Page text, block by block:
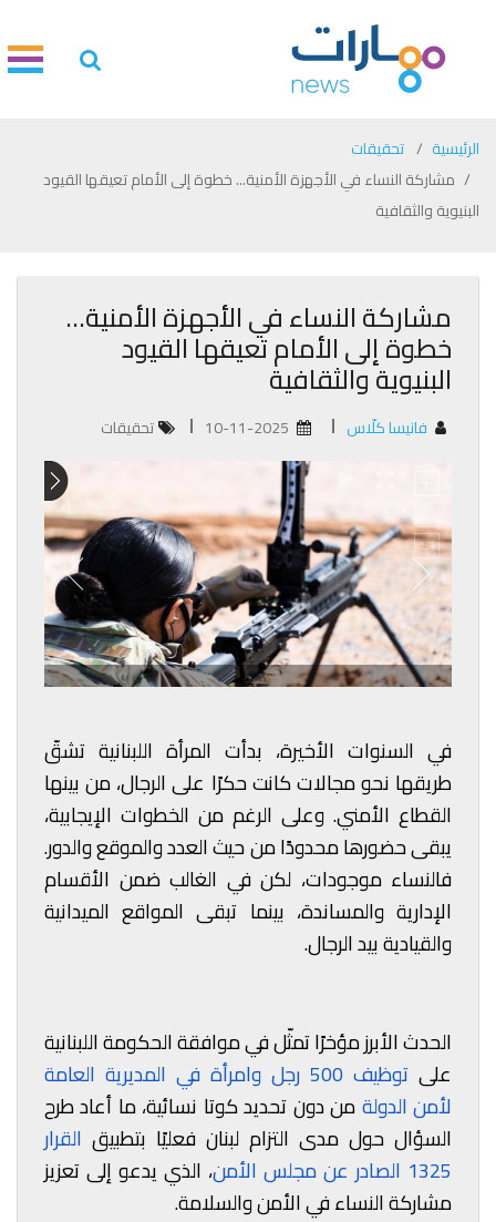
الرئيسية
تحقيقات
مشاركة النساء في الأجهزة الأمنية... خطوة إلى الأمام تعيقها القيود
البنيوية والثقافية
مشاركة النساء في الأجهزة الأمنية...
خطوة إلى الأمام تعيقها القيود
البنيوية والثقافية
فانيسا كلّاس تحقيقات
في السنوات الأخيرة، بدأت المرأة اللبنانية تشقّ
طريقها نحو مجالات كانت حكرًا على الرجال، من بينها
القطاع الأمني. وعلى الرغم من الخطوات الإيجابية،
يبقى حضورها محدودًا من حيث العدد والموقع والدور.
فالنساء موجودات، لكن في الغالب ضمن الأقسام
الإدارية والمساندة، بينما تبقى المواقع الميدانية
والقيادية بيد الرجال.
الحدث الأبرز مؤخرًا تمثّل في موافقة الحكومة اللبنانية
على
توظيف 500 رجل وامرأة في المديرية العامة
لأمن الدولةمن دون تحديد كوتا نسائية، ما أعاد طرح
السؤال حول مدى التزام لبنان فعليًا بتطبيق القرار
1325 الصادر عن مجلس الأمن
، الذي يدعو إلى تعزيز
مشاركة النساء في الأمن والسلامة.